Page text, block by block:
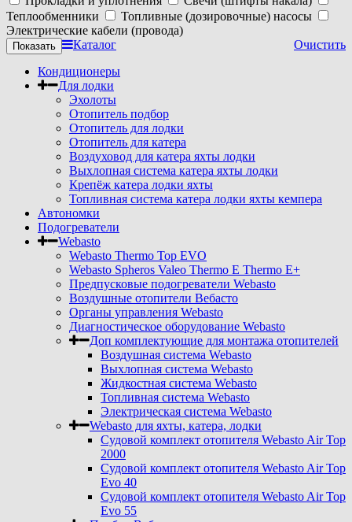
Теплообменники
Топливные (дозировочные) насосы
Электрические кабели (провода)
Очистить
Каталог
Кондиционеры
Для лодки
Эхолоты
Отопитель подбор
Отопитель для лодки
Отопитель для катера
Воздуховод для катера яхты лодки
Выхлопная система катера яхты лодки
Крепёж катера лодки яхты
Топливная система катера лодки яхты кемпера
Автономки
Подогреватели
Webasto
Webasto Thermo Top EVO
Webasto Spheros Valeo Thermo E Thermo E+
Предпусковые подогреватели Webasto
Воздушные отопители Вебасто
Органы управления Webasto
Диагностическое оборудование Webasto
Доп комплектующие для монтажа отопителей
Воздушная система Webasto
Выхлопная система Webasto
Жидкостная система Webasto
Топливная система Webasto
Электрическая система Webasto
Webasto для яхты, катера, лодки
Судовой комплект отопителя Webasto Air Top
2000
Судовой комплект отопителя Webasto Air Top
Evo 40
Судовой комплект отопителя Webasto Air Top
Evo 55